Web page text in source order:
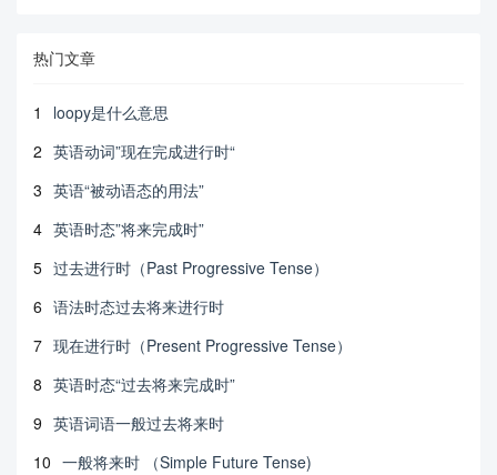
热门文章
1
loopy是什么意思
2 英语动词”现在完成进行时“
3 英语“被动语态的用法”
4 英语时态”将来完成时”
5 过去进行时（Past Progressive Tense）
6 语法时态过去将来进行时
7 现在进行时（Present Progressive Tense）
8 英语时态“过去将来完成时”
9 英语词语一般过去将来时
10 一般将来时 （Simple Future Tense)